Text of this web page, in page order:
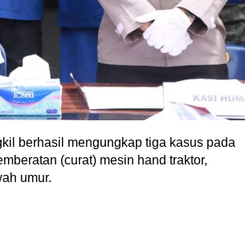
berhasil mengungkap tiga kasus pada
(curat) mesin hand traktor,
umur.